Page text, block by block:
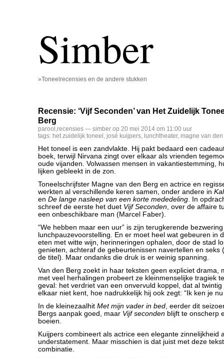
Simber
»Toneelrecensies en de andere stukken
Recensie: ‘Vijf Seconden’ van Het Zuidelijk
Berg
parool ,recensies — simber op 20 mei 2014 om 11:00 uur
tags: het zuidelijk toneel , josé kuijpers, lunchtheater, magne van
Het toneel is een zandvlakte. Hij pakt bedaard een
boek, terwijl Nirvana zingt over elkaar als vrienden
oude vijanden. Volwassen mensen in vakantiestemming,
lijken gebleekt in de zon.
Toneelschrijfster Magne van den Berg en actrice en
werkten al verschillende keren samen, onder andere in
en De lange nasleep van een korte mededeling. In
schreef de eerste het duet Vijf Seconden, over de affaire
een onbeschikbare man (Marcel Faber).
“We hebben maar een uur” is zijn terugkerende
lunchpauzevoorstelling. En er moet heel wat gebeuren in
eten met witte wijn, herinneringen ophalen, door de stad
genieten, achteraf de gebeurtenissen navertellen en seks
de titel). Maar ondanks die druk is er weinig spanning.
Van den Berg zoekt in haar teksten geen expliciet drama,
met veel herhalingen probeert ze kleinmenselijke tragiek
geval: het verdriet van een onvervuld koppel, dat al
elkaar niet kent, hoe nadrukkelijk hij ook zegt: “Ik ken je nu
In de kleinezaalhit Met mijn vader in bed, eerder dit
Bergs aanpak goed, maar Vijf seconden blijft te onscherp
boeien.
Kuijpers combineert als actrice een elegante zinnelijkheid
understatement. Maar misschien is dat juist met deze
combinatie.